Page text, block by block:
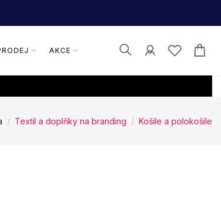
AKCE
Textil a doplňky na branding Košile a polokošile